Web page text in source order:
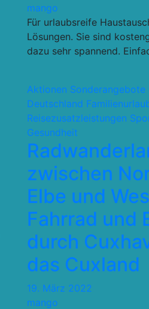
mango
Für urlaubsreife
Lösungen. Sie sind
dazu sehr spannend.
Aktionen Sonderangebote
Deutschland
Reisezusatzleistungen
Gesundheit
zwischen
Elbe und
Fahrrad und
durch
das Cuxland
19. März 2022
mango